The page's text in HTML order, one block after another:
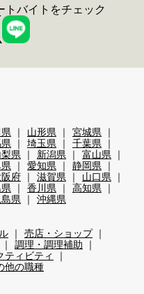
バイトをチェック
山形県
宮城県
埼玉県
千葉県
県 新潟県
富山県
愛知県
静岡県
府 滋賀県
山口県
香川県
高知県
県 沖縄県
売店・ショップ
調理・調理補助
ティビティ
他の職種